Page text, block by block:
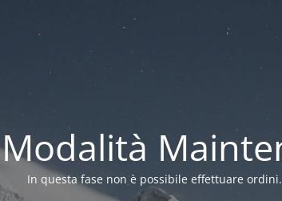
Modalità
In questa fase non è possibile effettuare